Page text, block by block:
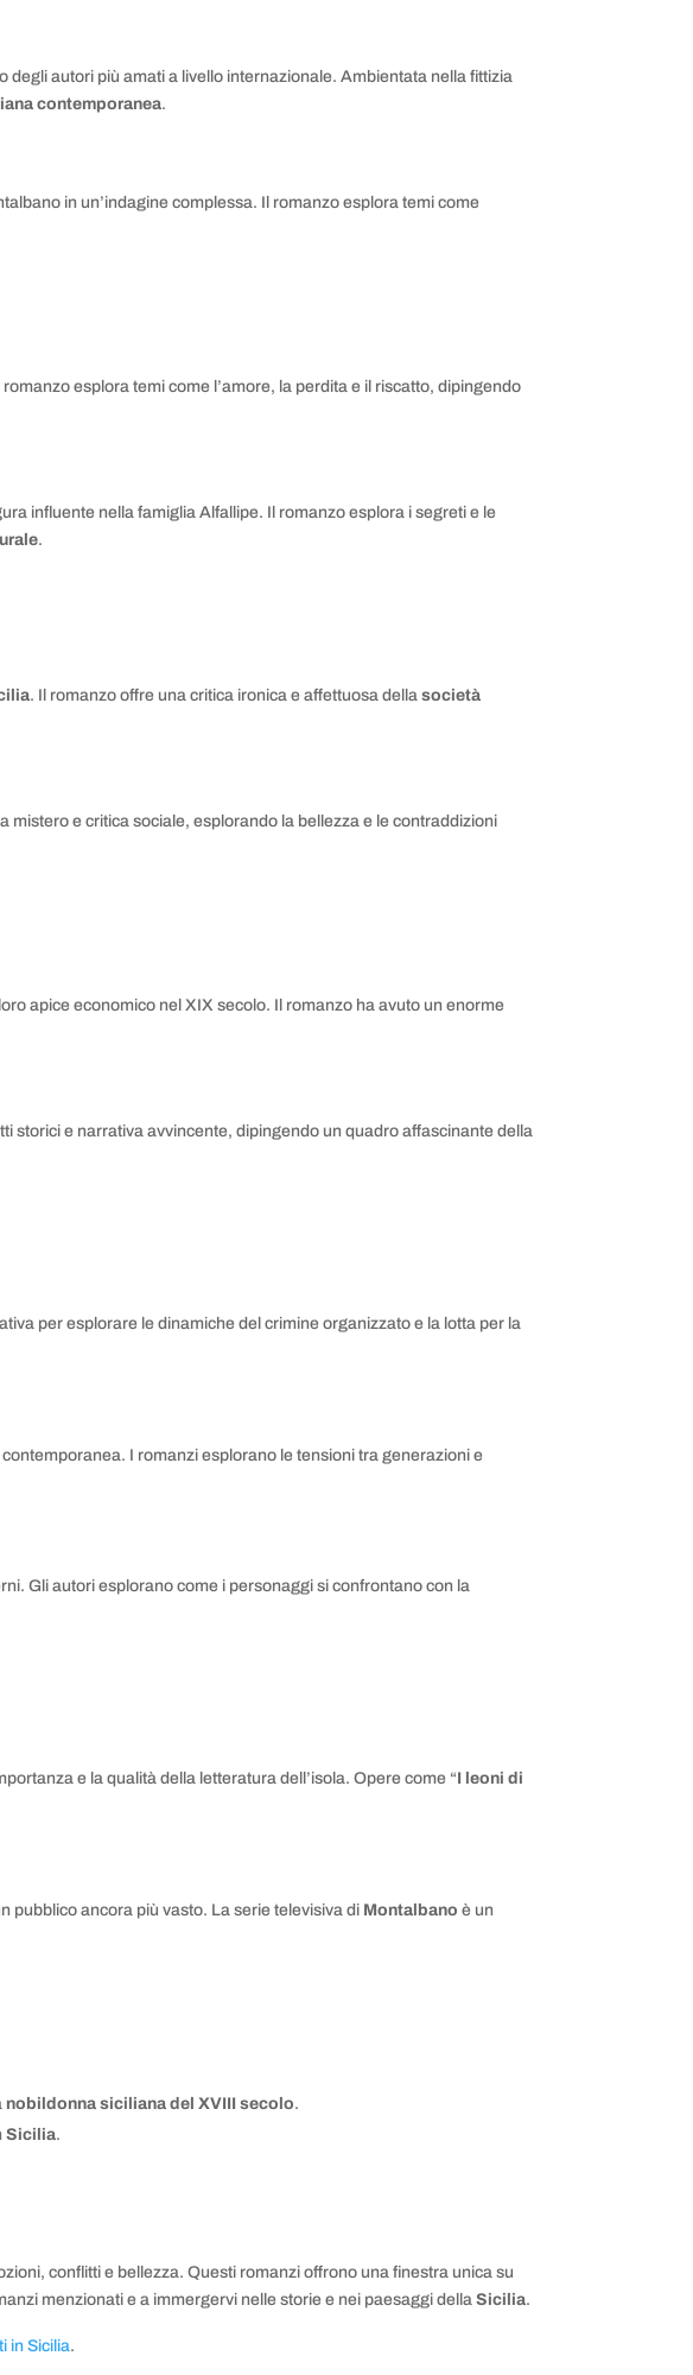
degli autori più amati a livello internazionale. Ambientata nella fittizia
contemporanea.
in un’indagine complessa. Il romanzo esplora temi come
esplora temi come l’amore, la perdita e il riscatto, dipingendo
influente nella famiglia Alfallipe. Il romanzo esplora i segreti e le
.
. Il romanzo offre una critica ironica e affettuosa dellasocietà
mistero e critica sociale, esplorando la bellezza e le contraddizioni
apice economico nel XIX secolo. Il romanzo ha avuto un enorme
storici e narrativa avvincente, dipingendo un quadro affascinante della
per esplorare le dinamiche del crimine organizzato e la lotta per la
I romanzi esplorano le tensioni tra generazioni e
Gli autori esplorano come i personaggi si confrontano con la
e la qualità della letteratura dell’isola. Opere come “I leoni di
pubblico ancora più vasto. La serie televisiva di Montalbano è un
nobildonna siciliana del XVIII secolo.
Sicilia.
conflitti e bellezza. Questi romanzi offrono una finestra unica su
menzionati e a immergervi nelle storie e nei paesaggi dellaSicilia.
in Sicilia.